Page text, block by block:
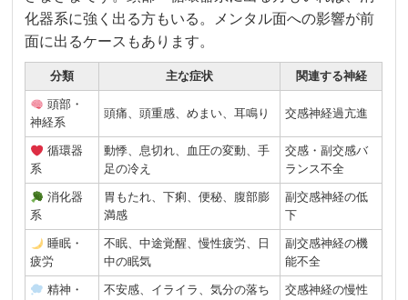
化器系に強く出る方もいる。メンタル面への影響が前
面に出るケースもあります。
分類 主な症状 関連する神経
頭部・
神経系
頭痛、頭重感、めまい、耳鳴り 交感神経過亢進
循環器
系
動悸、息切れ、血圧の変動、手
足の冷え
交感・副交感バ
ランス不全
消化器
系
胃もたれ、下痢、便秘、腹部膨
満感
副交感神経の低
下
睡眠・
疲労
不眠、中途覚醒、慢性疲労、日
中の眠気
副交感神経の機
能不全
精神・
不安感、イライラ、気分の落ち
交感神経の慢性